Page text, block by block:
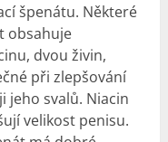
špenátu. Některé
obsahuje
dvou živin,
při zlepšování
jeho svalů. Niacin
velikost penisu.